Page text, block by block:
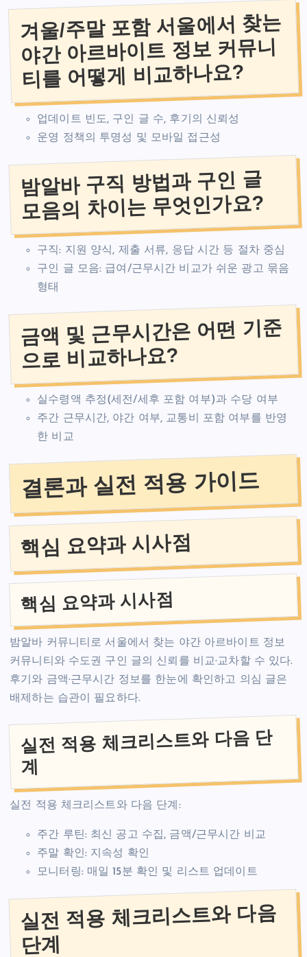
겨울/주말 포함 서울에서 찾는
야간 아르바이트 정보 커뮤니
티를 어떻게 비교하나요?
업데이트 빈도, 구인 글 수, 후기의 신뢰성
운영 정책의 투명성 및 모바일 접근성
밤알바 구직 방법과 구인 글
모음의 차이는 무엇인가요?
구직: 지원 양식, 제출 서류, 응답 시간 등 절차 중심
구인 글 모음: 급여/근무시간 비교가 쉬운 광고 묶음
형태
금액 및 근무시간은 어떤 기준
으로 비교하나요?
실수령액 추정(세전/세후 포함 여부)과 수당 여부
주간 근무시간, 야간 여부, 교통비 포함 여부를 반영
한 비교
결론과 실전 적용 가이드
핵심 요약과 시사점
핵심 요약과 시사점
밤알바 커뮤니티로 서울에서 찾는 야간 아르바이트 정보
커뮤니티와 수도권 구인 글의 신뢰를 비교·교차할 수 있다.
후기와 금액·근무시간 정보를 한눈에 확인하고 의심 글은
배제하는 습관이 필요하다.
실전 적용 체크리스트와 다음 단
계
실전 적용 체크리스트와 다음 단계:
주간 루틴: 최신 공고 수집, 금액/근무시간 비교
주말 확인: 지속성 확인
모니터링: 매일 15분 확인 및 리스트 업데이트
실전 적용 체크리스트와 다음
단계